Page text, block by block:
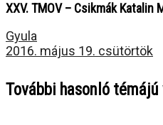
XXV. TMOV – Csikmák Katalin
Gyula
2016. május 19. csütörtök
További hasonló